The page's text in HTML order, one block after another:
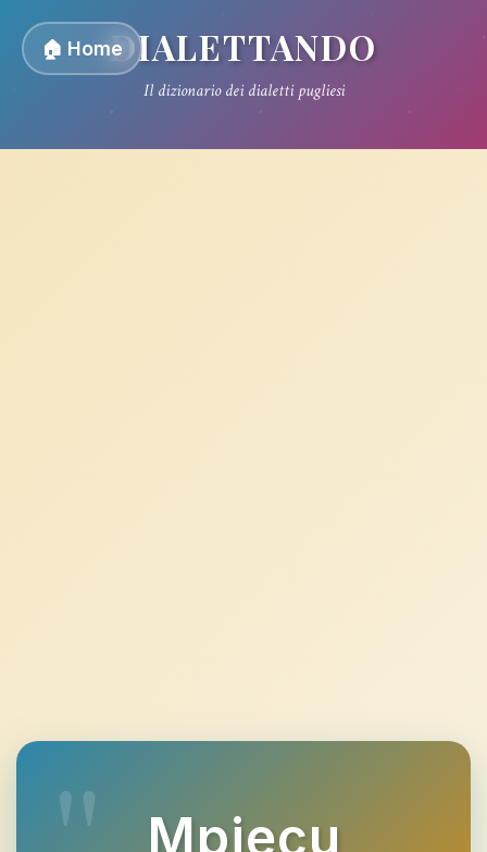
🏠 HomeDIALETTANDO
Il dizionario dei dialetti pugliesi
Mpiecu